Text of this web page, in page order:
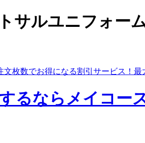
サルユニフォー
枚数でお得になる割引サービス！最
るならメイコー